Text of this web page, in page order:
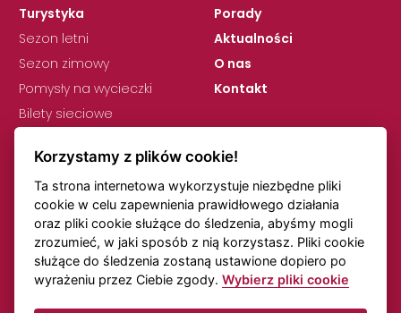
Turystyka
Sezon letni
Sezon zimowy
Pomysły na wycieczki
Bilety sieciowe
Porady
Aktualności
O nas
Kontakt
RODO
Ustawienia plików cookie
Uwagi dotyczące rozkładów jazdy
Transport online
Korzystamy z plików cookie!
Ta strona internetowa wykorzystuje niezbędne pliki
cookie w celu zapewnienia prawidłowego działania
oraz pliki cookie służące do śledzenia, abyśmy mogli
zrozumieć, w jaki sposób z nią korzystasz. Pliki cookie
służące do śledzenia zostaną ustawione dopiero po
wyrażeniu przez Ciebie zgody.Wybierz pliki cookie